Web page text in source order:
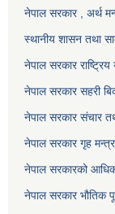
नेपाल सरकार , अर्थ
स्थानीय शासन तथा
नेपाल सरकार
नेपाल सरकार सहरी
नेपाल सरकार संचार
नेपाल सरकार गृह
नेपाल सरकारको
नेपाल सरकार भौतिक